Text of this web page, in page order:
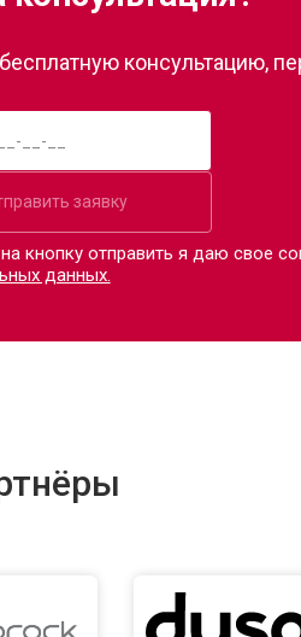
консультацию,
заявку
кнопку отправить я даю свое
данных.